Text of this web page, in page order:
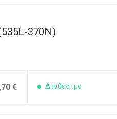
370N)
€ Διαθέσιμο